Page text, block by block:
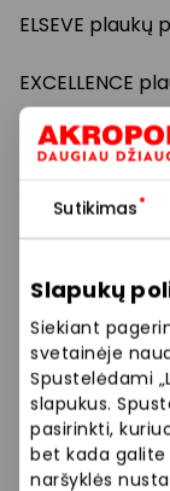
Sutikimas
Slapukų
Siekiant
svetainėje
Spustelėdami
slapukus.
pasirinkti,
bet kada
naršyklės
ELSEVE
EXCELLENCE
Kosmetiniams
SILAN
VANISH
L’OREAL
priemonėms -
PRARMA OIL